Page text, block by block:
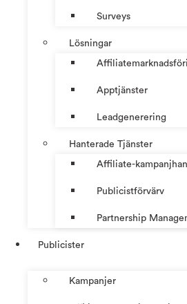
Surveys
Lösningar
Apptjänster
Leadgenerering
Hanterade Tjänster
Affiliate-
Publicistförvärv
Partnership
Publicister
Kampanjer